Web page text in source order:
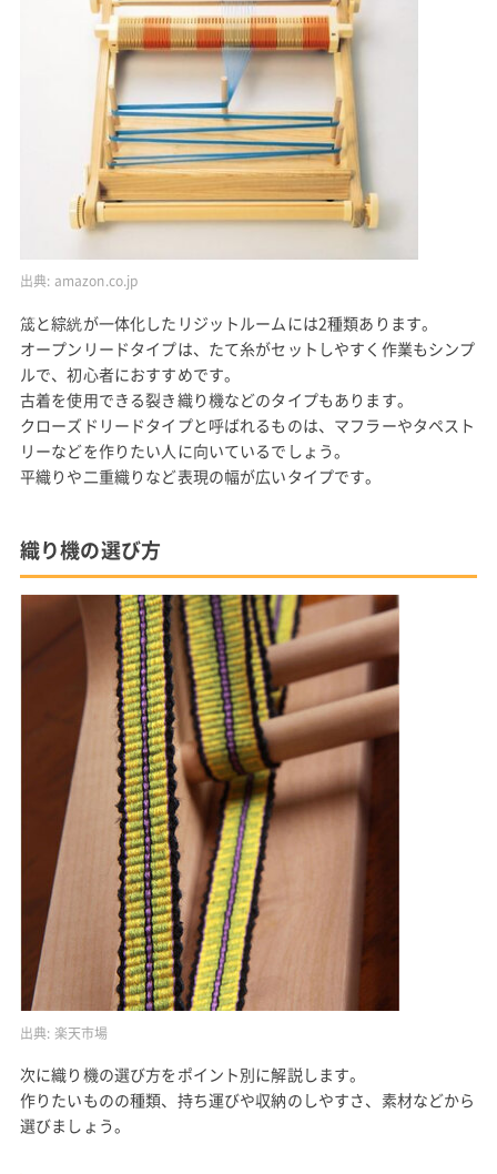
出典: amazon.co.jp
筬と綜絖が一体化したリジットルームには2種類あります。
オープンリードタイプは、たて糸がセットしやすく作業もシンプ
ルで、初心者におすすめです。
古着を使用できる裂き織り機などのタイプもあります。
クローズドリードタイプと呼ばれるものは、マフラーやタペスト
リーなどを作りたい人に向いているでしょう。
平織りや二重織りなど表現の幅が広いタイプです。
織り機の選び方
出典: 楽天市場
次に織り機の選び方をポイント別に解説します。
作りたいものの種類、持ち運びや収納のしやすさ、素材などから
選びましょう。